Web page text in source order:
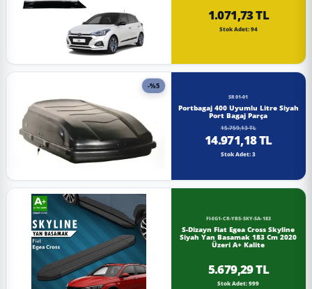
1.071,73 TL
Stok Adet: 94
-%5
SR01-01
Portbagaj 400 Uyumlu Litre Siyah
Port Bagaj Parça
15.759,13 TL
14.971,18 TL
Stok Adet: 3
FI-EG1-CR-YBS-SKY-SA-183
S-Dizayn Fiat Egea Cross Skyline
Siyah Yan Basamak 183 Cm 2020
Üzeri A+ Kalite
5.679,29 TL
Stok Adet: 999